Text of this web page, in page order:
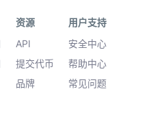
资源
API
提交代币
品牌
用户支持
安全中心
帮助中心
常见问题